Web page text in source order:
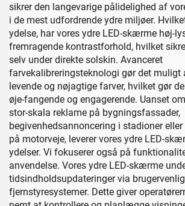
sikrer den langevarige pålidelighed af
i de mest udfordrende ydre miljøer.
ydelse, har vores ydre LED-skærme høj-
fremragende kontrastforhold, hvilket
selv under direkte solskin. Avanceret
farvekalibreringsteknologi gør det muligt
levende og nøjagtige farver, hvilket gør
øje-fangende og engagerende. Uanset
stor-skala reklame på bygningsfassader,
begivenhedsannoncering i stadioner
på motorveje, leverer vores ydre LED-
ydelser. Vi fokuserer også på
anvendelse. Vores ydre LED-skærme
tidsindholdsupdateringer via
fjernstyresystemer. Dette giver